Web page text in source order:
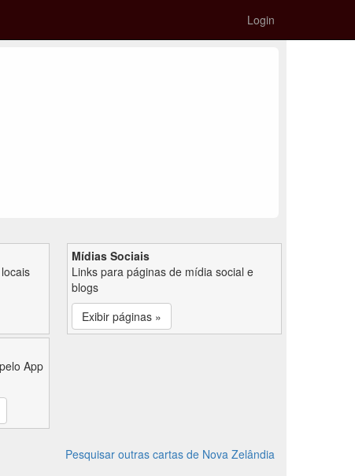
Login
Mídias Sociais
Links para páginas de mídia social e
blogs
Exibir páginas »
App
Pesquisar outras cartas de Nova Zelândia